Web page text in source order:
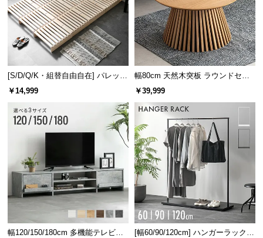
コンセント数の比較
従来品 当商品
2口（計1500W）
2 口に増えてもっと便利に！
[S/D/Q/K・組替自由自在] パレット
ベッド 8/12/16枚セット
￥14,999
幅80cm 天然木突板 ラウンドセン
ターテーブル 美しい格子デザイン
￥39,999
幅120/150/180cm 多機能テレビボ
[幅60/90/120cm] ハンガーラック